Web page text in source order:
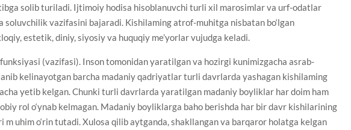
solib turiladi. Ijtimoiy hodisa hisoblanuvchi turli xil marosimlar va urf-odatlar
soluvchilik vazifasini bajaradi. Kishilaming atrof-muhitga nisbatan bo‘lgan
estetik, diniy, siyosiy va huquqiy me’yorlar vujudga keladi.
(vazifasi). Inson tomonidan yaratilgan va hozirgi kunimizgacha asrab-
kelinayotgan barcha madaniy qadriyatlar turli davrlarda yashagan kishilaming
yetib kelgan. Chunki turli davrlarda yaratilgan madaniy boyliklar har doim ham
rol o‘ynab kelmagan. Madaniy boyliklarga baho berishda har bir davr kishilarining
m uhim o‘rin tutadi. Xulosa qilib aytganda, shakllangan va barqaror holatga kelgan